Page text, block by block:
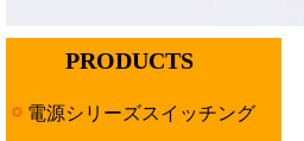
PRODUCTS
電源シリーズスイッチング